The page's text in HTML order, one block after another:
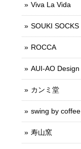
Viva La Vida
SOUKI SOCKS
ROCCA
AUI-AO Design
カンミ堂
swing by coffee
寿山窯